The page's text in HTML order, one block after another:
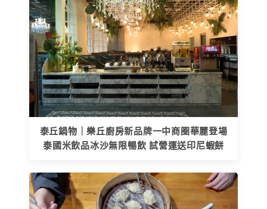
泰丘鍋物｜樂丘廚房新品牌一中商圈華麗登場
泰國米飲品冰沙無限暢飲 試營運送印尼蝦餅